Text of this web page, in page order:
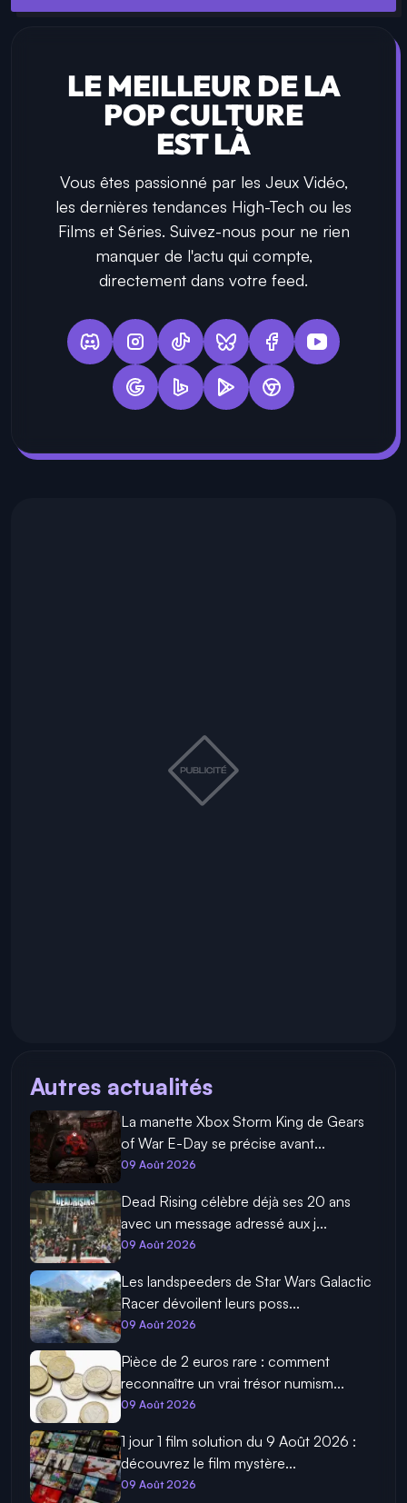
LE MEILLEUR DE LA
POP CULTURE
EST LÀ
Vous êtes passionné par les Jeux Vidéo,
les dernières tendances High-Tech ou les
Films et Séries. Suivez-nous pour ne rien
manquer de l'actu qui compte,
directement dans votre feed.
Autres actualités
La manette Xbox Storm King de Gears
of War E-Day se précise avant...
09 Août 2026
Dead Rising célèbre déjà ses 20 ans
avec un message adressé aux j...
09 Août 2026
Les landspeeders de Star Wars Galactic
Racer dévoilent leurs poss...
09 Août 2026
Pièce de 2 euros rare : comment
reconnaître un vrai trésor numism...
09 Août 2026
1 jour 1 film solution du 9 Août 2026 :
découvrez le film mystère...
09 Août 2026